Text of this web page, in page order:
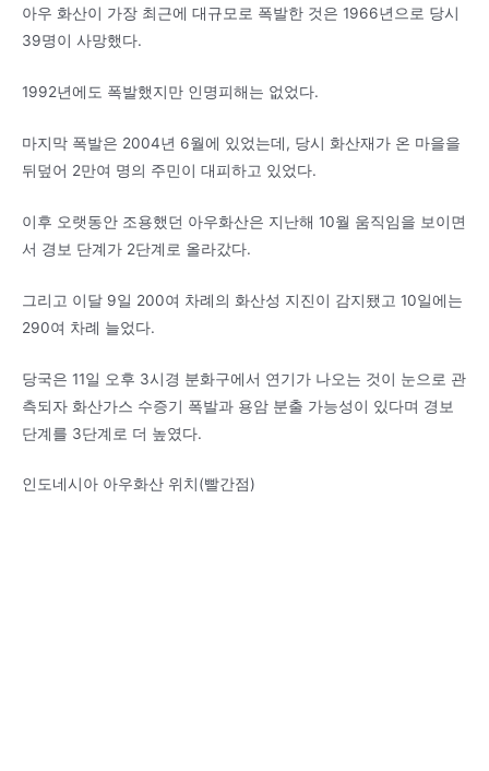
아우 화산이 가장 최근에 대규모로 폭발한 것은 1966년으로 당시
39명이 사망했다.
1992년에도 폭발했지만 인명피해는 없었다.
마지막 폭발은 2004년 6월에 있었는데, 당시 화산재가 온 마을을
뒤덮어 2만여 명의 주민이 대피하고 있었다.
이후 오랫동안 조용했던 아우화산은 지난해 10월 움직임을 보이면
서 경보 단계가 2단계로 올라갔다.
그리고 이달 9일 200여 차례의 화산성 지진이 감지됐고 10일에는
290여 차례 늘었다.
당국은 11일 오후 3시경 분화구에서 연기가 나오는 것이 눈으로 관
측되자 화산가스 수증기 폭발과 용암 분출 가능성이 있다며 경보
단계를 3단계로 더 높였다.
인도네시아 아우화산 위치(빨간점)